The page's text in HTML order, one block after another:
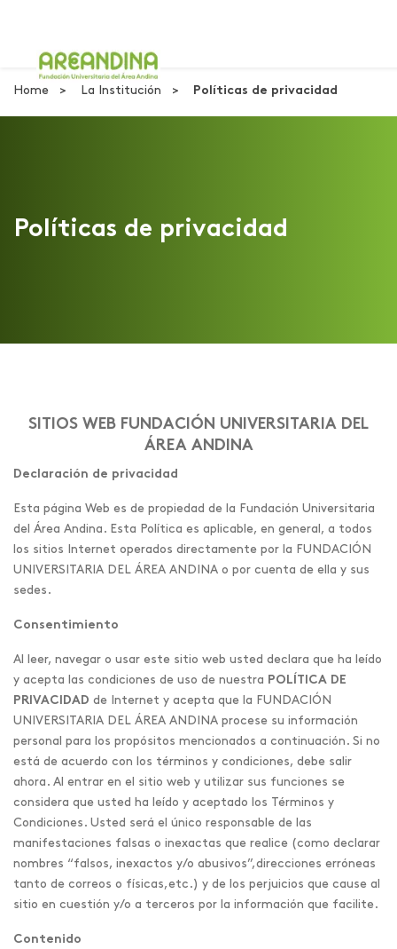
Home La Institución Políticas de privacidad
Políticas de privacidad
SITIOS WEB FUNDACIÓN UNIVERSITARIA DEL
ÁREA ANDINA
Declaración de privacidad
Esta página Web es de propiedad de la Fundación Universitaria
del Área Andina. Esta Política es aplicable, en general, a todos
los sitios Internet operados directamente por la FUNDACIÓN
UNIVERSITARIA DEL ÁREA ANDINA o por cuenta de ella y sus
sedes.
Consentimiento
Al leer, navegar o usar este sitio web usted declara que ha leído
y acepta las condiciones de uso de nuestra POLÍTICA DE
PRIVACIDAD de Internet y acepta que la FUNDACIÓN
UNIVERSITARIA DEL ÁREA ANDINA procese su información
personal para los propósitos mencionados a continuación. Si no
está de acuerdo con los términos y condiciones, debe salir
ahora. Al entrar en el sitio web y utilizar sus funciones se
considera que usted ha leído y aceptado los Términos y
Condiciones. Usted será el único responsable de las
manifestaciones falsas o inexactas que realice (como declarar
nombres “falsos, inexactos y/o abusivos”,direcciones erróneas
tanto de correos o físicas,etc.) y de los perjuicios que cause al
sitio en cuestión y/o a terceros por la información que facilite.
Contenido